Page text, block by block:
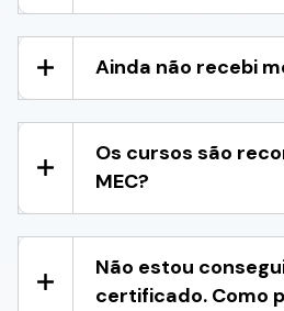
Ainda não recebi
Os cursos são
MEC?
Não estou
certificado. Como